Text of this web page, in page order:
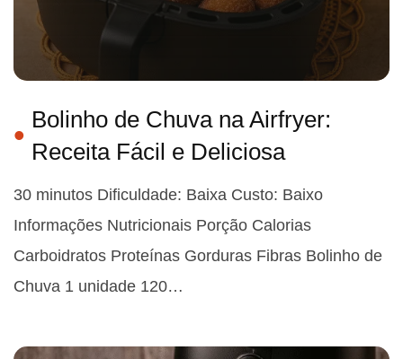
Bolinho de Chuva na Airfryer:
Receita Fácil e Deliciosa
30 minutos Dificuldade: Baixa Custo: Baixo
Informações Nutricionais Porção Calorias
Carboidratos Proteínas Gorduras Fibras Bolinho de
Chuva 1 unidade 120…